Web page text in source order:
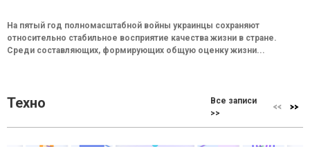
На пятый год полномасштабной войны украинцы сохраняют
относительно стабильное восприятие качества жизни в стране.
Среди составляющих, формирующих общую оценку жизни...
Техно
Все записи
>>